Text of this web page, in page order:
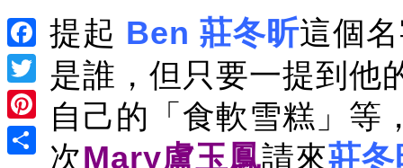
Facebook
Twitter
Pinterest
提起 Ben 莊冬昕這個
是誰，但只要一提到他
自己的「食軟雪糕」等
次Mary盧玉鳳請來莊冬